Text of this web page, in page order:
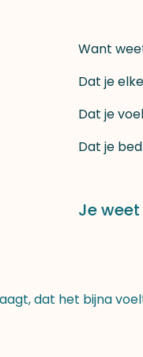
Want
Dat je
Dat je
Dat je
Je
dat het bijna